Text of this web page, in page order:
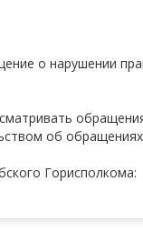
о нарушении
об
Горисполкома: